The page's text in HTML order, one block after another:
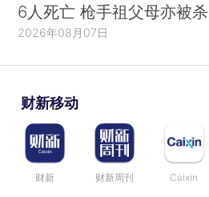
6人死亡 枪手祖父母亦被杀
2026年08月07日
财新移动
财新 财新周刊 Caixin